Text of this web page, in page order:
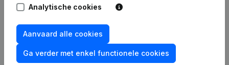
Veelgestelde vragen
Wat is het btw-nummer van DD Consultancy?
Analytische cookies
Aanvaard alle cookies
Ga verder met enkel functionele cookies